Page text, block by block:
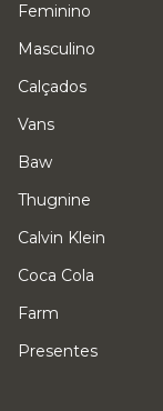
Feminino
Masculino
Calçados
Vans
Baw
Thugnine
Calvin Klein
Coca Cola
Farm
Presentes